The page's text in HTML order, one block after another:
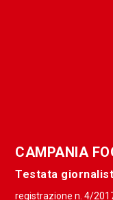
CAMPANIA
Testata
registrazione n. 4/